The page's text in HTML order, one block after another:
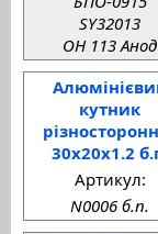
SY32013
ОН 113 Анод
кутник
30x20x1.2
Артикул:
N0006 б.п.